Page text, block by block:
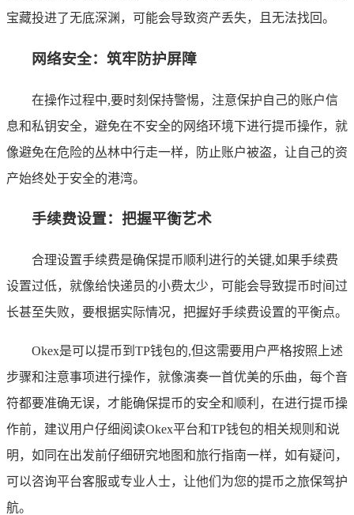
宝藏投进了无底深渊，可能会导致资产丢失，且无法找回。
网络安全：筑牢防护屏障
在操作过程中,要时刻保持警惕，注意保护自己的账户信
息和私钥安全，避免在不安全的网络环境下进行提币操作，就
像避免在危险的丛林中行走一样，防止账户被盗，让自己的资
产始终处于安全的港湾。
手续费设置：把握平衡艺术
合理设置手续费是确保提币顺利进行的关键,如果手续费
设置过低，就像给快递员的小费太少，可能会导致提币时间过
长甚至失败，要根据实际情况，把握好手续费设置的平衡点。
Okex是可以提币到TP钱包的,但这需要用户严格按照上述
步骤和注意事项进行操作，就像演奏一首优美的乐曲，每个音
符都要准确无误，才能确保提币的安全和顺利，在进行提币操
作前，建议用户仔细阅读Okex平台和TP钱包的相关规则和说
明，如同在出发前仔细研究地图和旅行指南一样，如有疑问，
可以咨询平台客服或专业人士，让他们为您的提币之旅保驾护
航。